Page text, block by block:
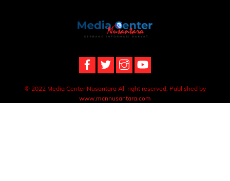
Back
To
© 2022 Media Center Nusantara All right reserved. Published by
www.mcnnusantara.com